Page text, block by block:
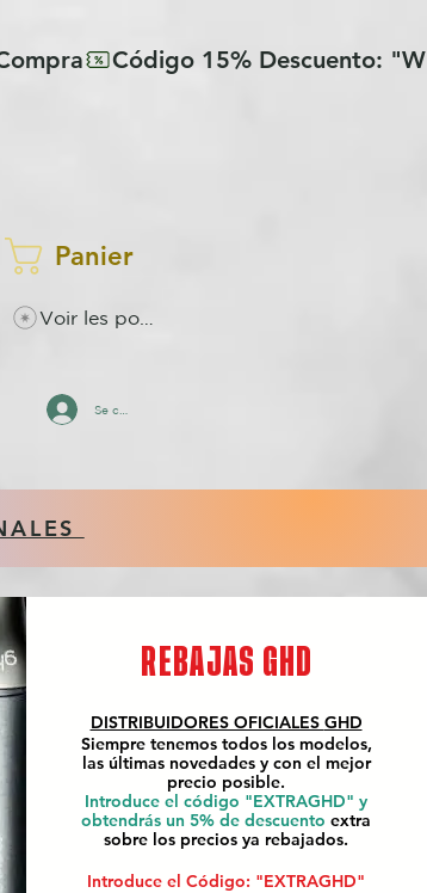
Panier
Se connecter
REBAJAS GHD
DISTRIBUIDORES OFICIALES GHD
Siempre tenemos todos los modelos,
las últimas novedades y con el mejor
precio posible.
Introduce el código "EXTRAGHD" y
obtendrás un 5% de descuento extra
sobre los precios ya rebajados.
Introduce el Código: "EXTRAGHD"